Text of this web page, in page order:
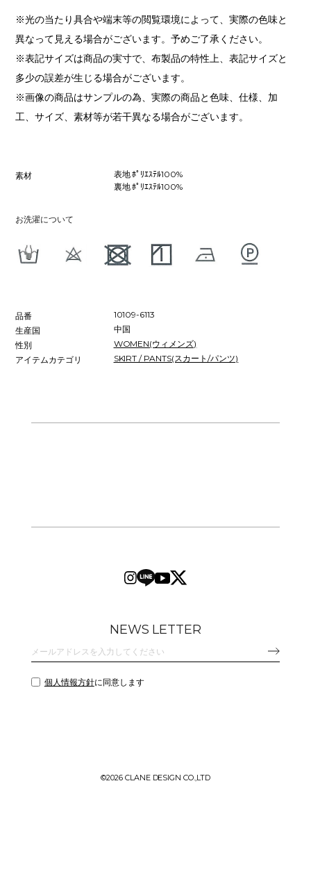
※光の当たり具合や端末等の閲覧環境によって、実際の色味と
異なって見える場合がございます。予めご了承ください。
※表記サイズは商品の実寸で、布製品の特性上、表記サイズと
多少の誤差が生じる場合がございます。
※画像の商品はサンプルの為、実際の商品と色味、仕様、加
工、サイズ、素材等が若干異なる場合がございます。
素材
表地 ﾎﾟﾘｴｽﾃﾙ100%
裏地 ﾎﾟﾘｴｽﾃﾙ100%
お洗濯について
品番
10109-6113
生産国
中国
性別
WOMEN(ウィメンズ)
アイテムカテゴリ
SKIRT / PANTS(スカート/パンツ)
NEWS LETTER
個人情報方針に同意します
©2026 CLANE DESIGN CO.,LTD